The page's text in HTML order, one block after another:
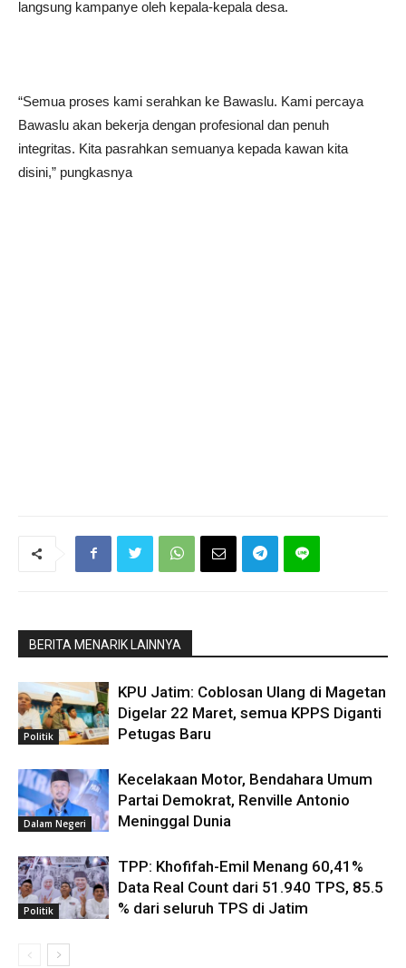
langsung kampanye oleh kepala-kepala desa.
“Semua proses kami serahkan ke Bawaslu. Kami percaya
Bawaslu akan bekerja dengan profesional dan penuh
integritas. Kita pasrahkan semuanya kepada kawan kita
disini,” pungkasnya
BERITA MENARIK LAINNYA
Politik
KPU Jatim: Coblosan Ulang di Magetan
Digelar 22 Maret, semua KPPS Diganti
Petugas Baru
Dalam Negeri
Kecelakaan Motor, Bendahara Umum
Partai Demokrat, Renville Antonio
Meninggal Dunia
Politik
TPP: Khofifah-Emil Menang 60,41%
Data Real Count dari 51.940 TPS, 85.5
% dari seluruh TPS di Jatim